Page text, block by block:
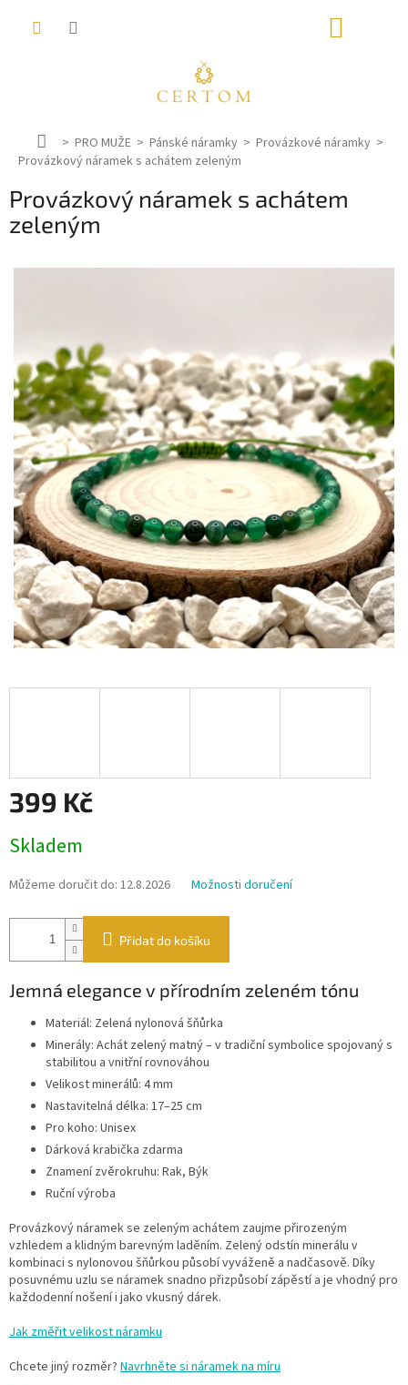
D
o
ů
PRO MUŽE Pánské náramky
Provázkové náramky
Provázkový náramek s achátem zeleným
Provázkový náramek s achátem
zeleným
399 Kč
cena:
Skladem
Můžeme doručit do: 12.8.2026 Možnosti doručení
Přidat do košíku
Jemná elegance v přírodním zeleném tónu
Materiál: Zelená nylonová šňůrka
Minerály: Achát zelený matný – v tradiční symbolice spojovaný s
stabilitou a vnitřní rovnováhou
Velikost minerálů: 4 mm
Nastavitelná délka: 17–25 cm
Pro koho: Unisex
Dárková krabička zdarma
Znamení zvěrokruhu: Rak, Býk
Ruční výroba
Provázkový náramek se zeleným achátem zaujme přirozeným
vzhledem a klidným barevným laděním. Zelený odstín minerálu v
kombinaci s nylonovou šňůrkou působí vyváženě a nadčasově. Díky
posuvnému uzlu se náramek snadno přizpůsobí zápěstí a je vhodný pro
každodenní nošení i jako vkusný dárek.
Jak změřit velikost náramku
Chcete jiný rozměr? Navrhněte si náramek na míru